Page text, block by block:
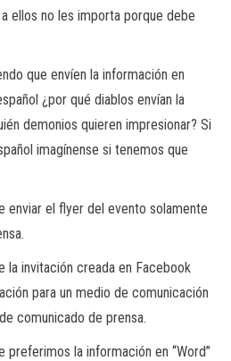
ellos no les importa porque debe
que envíen la información en
¿por qué diablos envían la
demonios quieren impresionar? Si
imagínense si tenemos que
enviar el flyer del evento solamente
la invitación creada en Facebook
para un medio de comunicación
comunicado de prensa.
preferimos la información en “Word”